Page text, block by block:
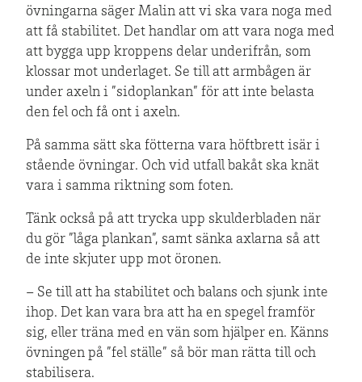
övningarna säger Malin att vi ska vara noga med
att få stabilitet. Det handlar om att vara noga med
att bygga upp kroppens delar underifrån, som
klossar mot underlaget. Se till att armbågen är
under axeln i ”sidoplankan” för att inte belasta
den fel och få ont i axeln.
På samma sätt ska fötterna vara höftbrett isär i
stående övningar. Och vid utfall bakåt ska knät
vara i samma riktning som foten.
Tänk också på att trycka upp skulderbladen när
du gör ”låga plankan”, samt sänka axlarna så att
de inte skjuter upp mot öronen.
– Se till att ha stabilitet och balans och sjunk inte
ihop. Det kan vara bra att ha en spegel framför
sig, eller träna med en vän som hjälper en. Känns
övningen på ”fel ställe” så bör man rätta till och
stabilisera.